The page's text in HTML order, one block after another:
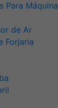
Para
de Ar
Forjaria